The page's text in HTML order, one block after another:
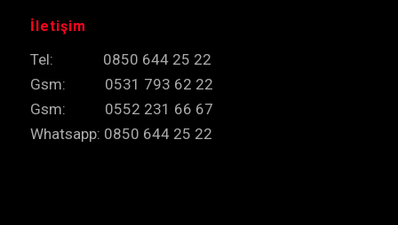
İletişim
Tel: 0850 644 25 22
Gsm: 0531 793 62 22
Gsm: 0552 231 66 67
Whatsapp: 0850 644 25 22